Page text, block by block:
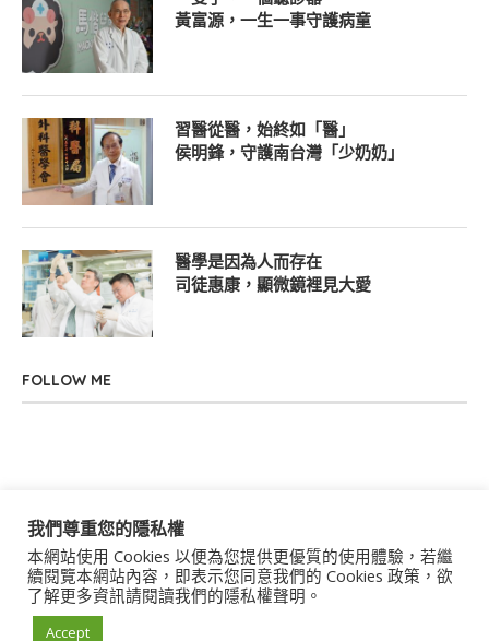
黃富源，一生一事守護病童
習醫從醫，始終如「醫」
侯明鋒，守護南台灣「少奶奶」
醫學是因為人而存在
司徒惠康，顯微鏡裡見大愛
FOLLOW ME
關於我們 聯絡我們 服務條款 隱私權政策
著作權聲明 作者群
我們尊重您的隱私權
本網站使用 Cookies 以便為您提供更優質的使用體驗，若繼
續閱覽本網站內容，即表示您同意我們的 Cookies 政策，欲
了解更多資訊請閱讀我們的隱私權聲明。
Accept